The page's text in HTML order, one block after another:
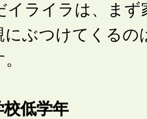
イライラは、まず
にぶつけてくるの
校低学年